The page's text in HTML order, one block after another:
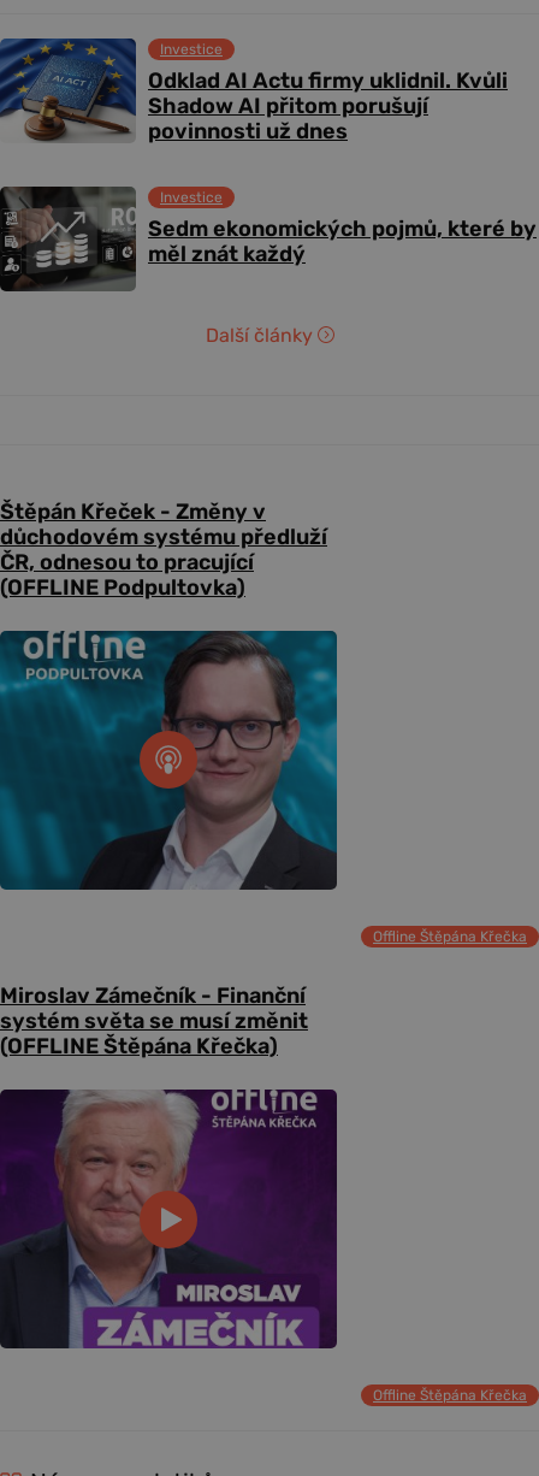
Odklad AI Actu firmy uklidnil. Kvůli
Shadow AI přitom porušují
povinnosti už dnes
Investice
Sedm ekonomických pojmů, které by
měl znát každý
Investice
Další články
Štěpán Křeček - Změny v
důchodovém systému předluží
ČR, odnesou to pracující
(OFFLINE Podpultovka)
Offline Štěpána Křečka
Miroslav Zámečník - Finanční
systém světa se musí změnit
(OFFLINE Štěpána Křečka)
Offline Štěpána Křečka